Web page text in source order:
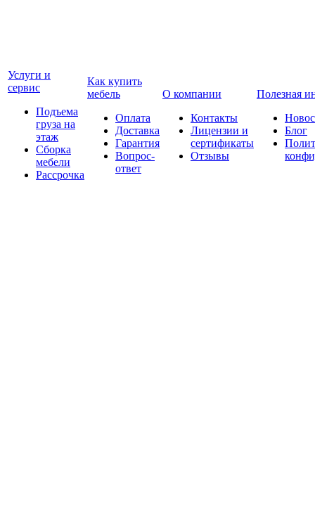
Услуги и
сервис
Подъема
груза на
этаж
Сборка
мебели
Рассрочка
Как купить
мебель
Оплата
Доставка
Гарантия
Вопрос-
ответ
О компании
Контакты
Лицензии и
сертификаты
Отзывы
Полезная
Блог